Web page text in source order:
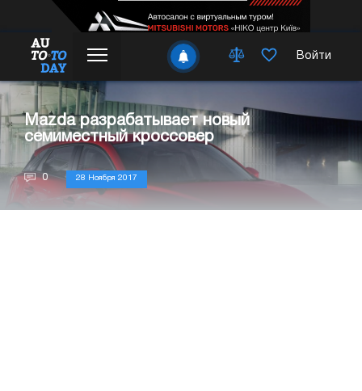
Войти
Mazda разрабатывает новый
семиместный кроссовер
0 28 Ноября 2017